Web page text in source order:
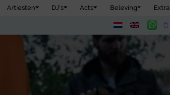
Artiesten DJ’s Acts Beleving Extra